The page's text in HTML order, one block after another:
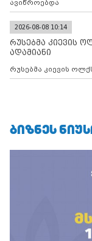
ავიწროებდა
2026-08-08 10:14
რუსებმა კიევის
ადამიანი
რუსებმა კიევის
ᲑᲘᲖᲜᲔᲡ